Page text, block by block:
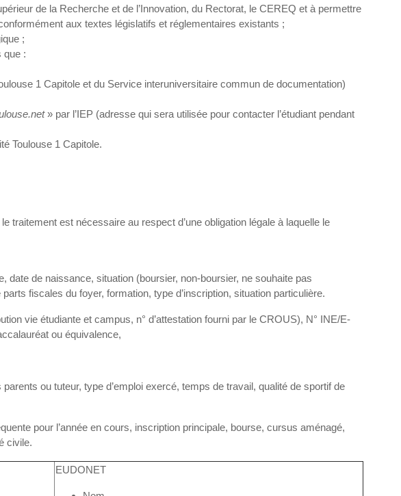
de la Recherche et de l’Innovation, du Rectorat, le CEREQ et à permettre
aux textes législatifs et réglementaires existants ;
;
que :
1 Capitole et du Service interuniversitaire commun de documentation)
» par l’IEP (adresse qui sera utilisée pour contacter l’étudiant pendant
Toulouse 1 Capitole.
traitement est nécessaire au respect d’une obligation légale à laquelle le
de naissance, situation (boursier, non-boursier, ne souhaite pas
fiscales du foyer, formation, type d’inscription, situation particulière.
vie étudiante et campus, n° d’attestation fourni par le CROUS), N° INE/E-
ou équivalence,
ou tuteur, type d’emploi exercé, temps de travail, qualité de sportif de
pour l’année en cours, inscription principale, bourse, cursus aménagé,
civile.
EUDONET